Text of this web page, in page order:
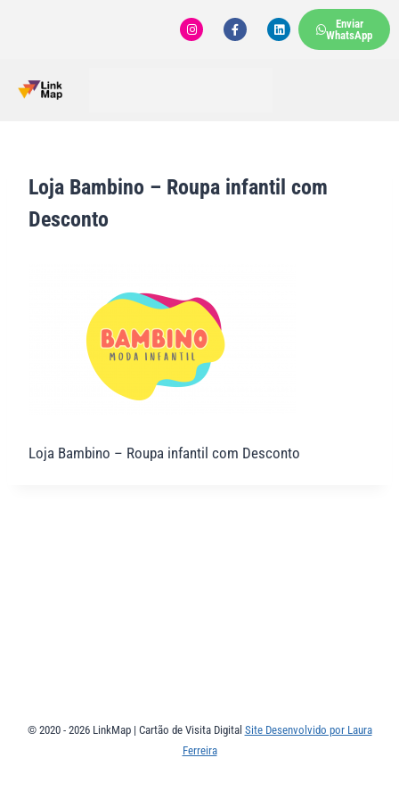
Enviar
WhatsApp
Loja Bambino – Roupa infantil com
Desconto
Loja Bambino – Roupa infantil com Desconto
© 2020 - 2026 LinkMap | Cartão de Visita Digital Site Desenvolvido por Laura
Ferreira